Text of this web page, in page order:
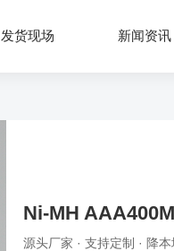
发货现场 新闻资讯
Ni-MH
源头厂家 · 支持定制 · 降